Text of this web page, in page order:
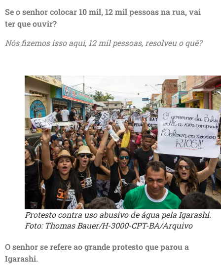
Se o senhor colocar 10 mil, 12 mil pessoas na rua, vai
ter que ouvir?
Nós fizemos isso aqui, 12 mil pessoas, resolveu o quê?
Protesto contra uso abusivo de água pela Igarashi.
Foto: Thomas Bauer/H-3000-CPT-BA/Arquivo
O senhor se refere ao grande protesto que parou a
Igarashi.